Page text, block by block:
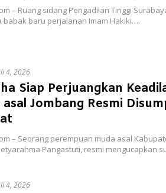
– Ruang sidang Pengadilan Tinggi
babak baru perjalanan Imam Hakiki….
4, 2026
Siap Perjuangkan
Jombang Resmi
– Seorang perempuan muda asal
Pangastuti, resmi mengucapkan
4, 2026